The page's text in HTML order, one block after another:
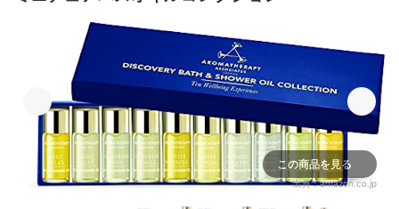
この商品を見る
出典：amazon.co.jp